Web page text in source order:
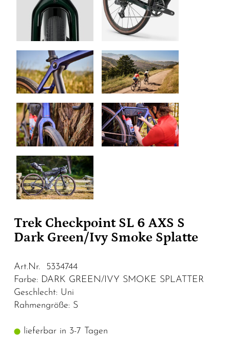
Trek Checkpoint SL 6 AXS S
Dark Green/Ivy Smoke Splatte
Art.Nr. 5334744
Farbe: DARK GREEN/IVY SMOKE SPLATTER
Geschlecht: Uni
Rahmengröße: S
lieferbar in 3-7 Tagen